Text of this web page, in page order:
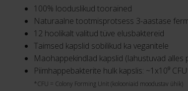
100% looduslikud toorained
Naturaalne tootmisprotsess 3-aastase
12 hoolikalt valitud tüve elusbaktereid
Taimsed kapslid sobilikud ka veganitele
Maohappekindlad kapslid (lahustuvad alles
Piimhappebakterite hulk kapslis: ~1x10⁹
*CFU = Colony Forming Unit (kolooniaid moodustav ühik)